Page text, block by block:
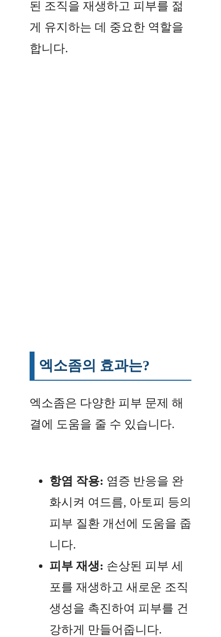
된 조직을 재생하고 피부를 젊
게 유지하는 데 중요한 역할을
합니다.
엑소좀의 효과는?
엑소좀은 다양한 피부 문제 해
결에 도움을 줄 수 있습니다.
항염 작용: 염증 반응을 완
화시켜 여드름, 아토피 등의
피부 질환 개선에 도움을 줍
니다.
피부 재생: 손상된 피부 세
포를 재생하고 새로운 조직
생성을 촉진하여 피부를 건
강하게 만들어줍니다.